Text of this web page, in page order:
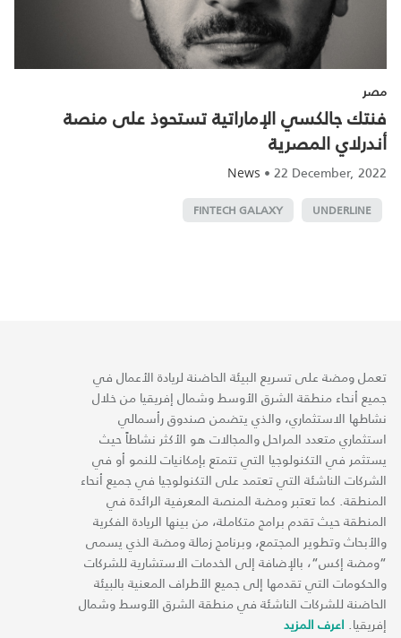
مصر
فنتك جالكسي الإماراتية تستحوذ على منصة
أندرلاي المصرية
News •22 December, 2022
UNDERLINE
FINTECH GALAXY
تعمل ومضة على تسريع البيئة الحاضنة لريادة الأعمال في
جميع أنحاء منطقة الشرق الأوسط وشمال إفريقيا من خلال
نشاطها الاستثماري، والذي يتضمن صندوق رأسمالي
استثماري متعدد المراحل والمجالات هو الأكثر نشاطاً حيث
يستثمر في التكنولوجيا التي تتمتع بإمكانيات للنمو أو في
الشركات الناشئة التي تعتمد على التكنولوجيا في جميع أنحاء
المنطقة. كما تعتبر ومضة المنصة المعرفية الرائدة في
المنطقة حيث تقدم برامج متكاملة، من بينها الريادة الفكرية
والأبحاث وتطوير المجتمع، وبرنامج زمالة ومضة الذي يسمى
“ومضة إكس“، بالإضافة إلى الخدمات الاستشارية للشركات
والحكومات التي تقدمها إلى جميع الأطراف المعنية بالبيئة
الحاضنة للشركات الناشئة في منطقة الشرق الأوسط وشمال
إفريقيا. اعرف المزيد